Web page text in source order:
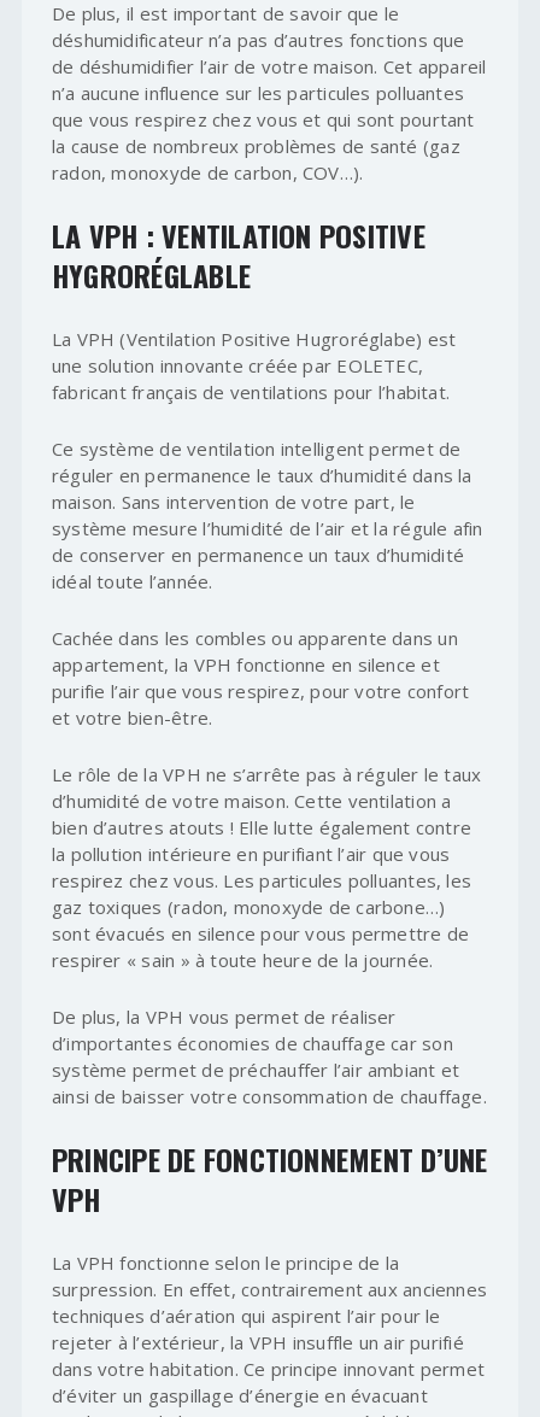
De plus, il est important de savoir que le
déshumidificateur n’a pas d’autres fonctions que
de déshumidifier l’air de votre maison. Cet appareil
n’a aucune influence sur les particules polluantes
que vous respirez chez vous et qui sont pourtant
la cause de nombreux problèmes de santé (gaz
radon, monoxyde de carbon, COV…).
LA VPH : VENTILATION POSITIVE
HYGRORÉGLABLE
La VPH (Ventilation Positive Hugroréglabe) est
une solution innovante créée par EOLETEC,
fabricant français de ventilations pour l’habitat.
Ce système de ventilation intelligent permet de
réguler en permanence le taux d’humidité dans la
maison. Sans intervention de votre part, le
système mesure l’humidité de l’air et la régule afin
de conserver en permanence un taux d’humidité
idéal toute l’année.
Cachée dans les combles ou apparente dans un
appartement, la VPH fonctionne en silence et
purifie l’air que vous respirez, pour votre confort
et votre bien-être.
Le rôle de la VPH ne s’arrête pas à réguler le taux
d’humidité de votre maison. Cette ventilation a
bien d’autres atouts ! Elle lutte également contre
la pollution intérieure en purifiant l’air que vous
respirez chez vous. Les particules polluantes, les
gaz toxiques (radon, monoxyde de carbone…)
sont évacués en silence pour vous permettre de
respirer « sain » à toute heure de la journée.
De plus, la VPH vous permet de réaliser
d’importantes économies de chauffage car son
système permet de préchauffer l’air ambiant et
ainsi de baisser votre consommation de chauffage.
PRINCIPE DE FONCTIONNEMENT D’UNE
VPH
La VPH fonctionne selon le principe de la
surpression. En effet, contrairement aux anciennes
techniques d’aération qui aspirent l’air pour le
rejeter à l’extérieur, la VPH insuffle un air purifié
dans votre habitation. Ce principe innovant permet
d’éviter un gaspillage d’énergie en évacuant